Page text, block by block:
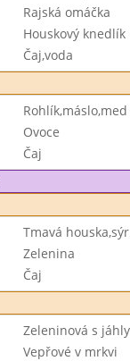
Rajská omáčka
Houskový knedlík
Čaj,voda
Rohlík,máslo,med
Ovoce
Čaj
Tmavá
Zelenina
Čaj
Zeleninová s jáhly
Vepřové v mrkvi